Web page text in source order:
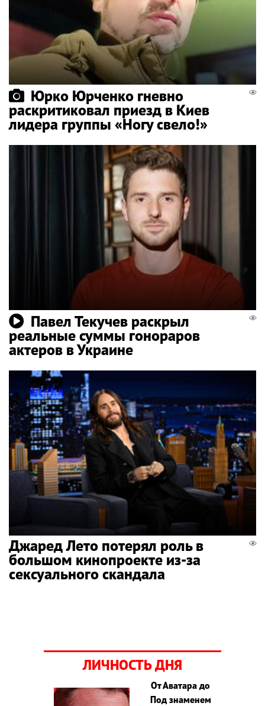
Юрко Юрченко гневно
раскритиковал приезд в Киев
лидера группы «Ногу свело!»
Павел Текучев раскрыл
реальные суммы гонораров
актеров в Украине
Джаред Лето потерял роль в
большом кинопроекте из-за
сексуального скандала
ЛИЧНОСТЬ ДНЯ
От Аватара до
Под знаменем